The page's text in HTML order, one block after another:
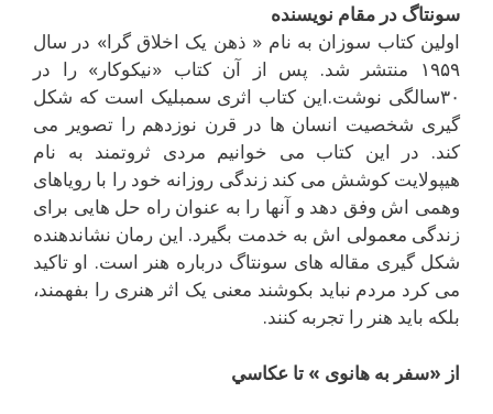
سونتاگ در مقام نويسنده
اولين کتاب سوزان به نام « ذهن يک اخلاق گرا» در سال
۱۹۵۹ منتشر شد. پس از آن کتاب «نيکوکار» را در
۳۰سالگى نوشت.اين کتاب اثرى سمبليک است که شکل
گيرى شخصيت انسان ها در قرن نوزدهم را تصوير مى
کند. در اين کتاب مى خوانيم مردى ثروتمند به نام
هيپولايت کوشش مى کند زندگى روزانه خود را با روياهاى
وهمى اش وفق دهد و آنها را به عنوان راه حل هايى براى
زندگى معمولى اش به خدمت بگيرد. اين رمان نشاندهنده
شکل گيرى مقاله هاى سونتاگ درباره هنر است. او تاکيد
مى کرد مردم نبايد بکوشند معنى يک اثر هنرى را بفهمند،
بلکه بايد هنر را تجربه کنند.
از «سفر به هانوى » تا عکاسي